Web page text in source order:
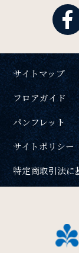
SDGs
採用情報
お問い合わ
宿泊プラ
サイトマップ
フロアガイド
パンフレット
サイトポリシー
特定商取引法に